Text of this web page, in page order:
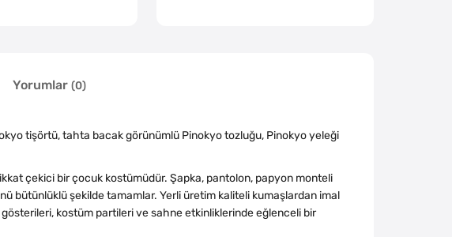
Yorumlar (0)
tişörtü, tahta bacak görünümlü Pinokyo tozluğu, Pinokyo yeleği
çekici bir çocuk kostümüdür. Şapka, pantolon, papyon monteli
bütünlüklü şekilde tamamlar. Yerli üretim kaliteli kumaşlardan imal
kostüm partileri ve sahne etkinliklerinde eğlenceli bir